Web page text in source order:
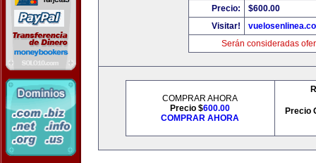
Precio:
$600.00
Visitar!
Serán consideradas
COMPRAR AHORA
Precio $600.00
COMPRAR AHORA
Precio